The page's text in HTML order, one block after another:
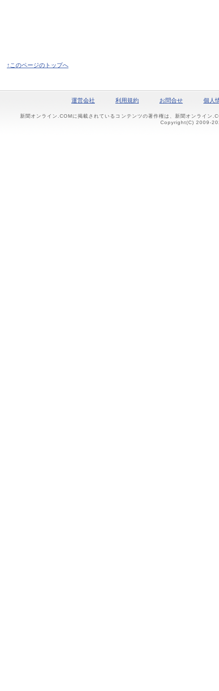
↑このページのトップへ
運営会社 利用規約 お問合せ 個人
新聞オンライン.COMに掲載されているコンテンツの著作権は、新聞オンライン
Copyright(C) 2009-